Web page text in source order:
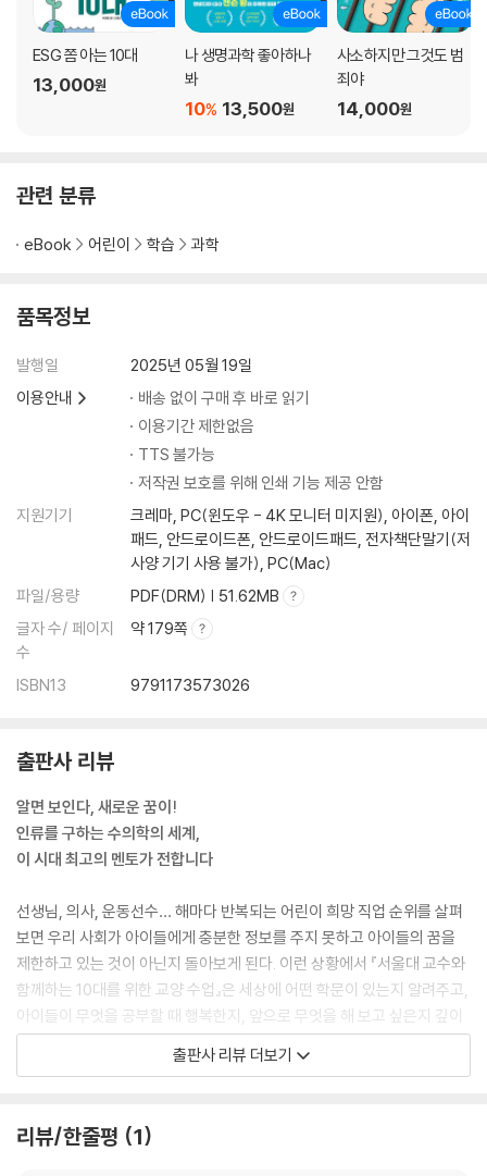
ESG 쫌 아는 10대
13,000원
나 생명과학 좋아하나
봐
13,500원
10%
사소하지만 그것도 범
죄야
14,000원
관련 분류
eBook 어린이 학습 과학
품목정보
발행일
2025년 05월 19일
이용안내
배송 없이 구매 후 바로 읽기
이용기간 제한없음
TTS 불가능
저작권 보호를 위해 인쇄 기능 제공 안함
지원기기
크레마, PC(윈도우 - 4K 모니터 미지원), 아이폰, 아이
패드, 안드로이드폰, 안드로이드패드, 전자책단말기(저
사양 기기 사용 불가), PC(Mac)
파일/용량
PDF(DRM) | 51.62MB
글자 수/ 페이지
수
약 179쪽
ISBN13 9791173573026
출판사 리뷰
알면 보인다, 새로운 꿈이!
인류를 구하는 수의학의 세계,
이 시대 최고의 멘토가 전합니다
선생님, 의사, 운동선수… 해마다 반복되는 어린이 희망 직업 순위를 살펴
보면 우리 사회가 아이들에게 충분한 정보를 주지 못하고 아이들의 꿈을
제한하고 있는 것이 아닌지 돌아보게 된다. 이런 상황에서 『서울대 교수와
함께하는 10대를 위한 교양 수업』은 세상에 어떤 학문이 있는지 알려주고,
아이들이 무엇을 공부할 때 행복한지, 앞으로 무엇을 해 보고 싶은지 깊이
생각할 기회를 주고자 한다. 자신의 분야에 오랫동안 몸담고 있는 서울대
교수님들의 이야기를 통해 그동안 제대로 알기 어려웠던 학문의 생생한 지
시리즈의 아홉 번째 권 『장구 교수님이 들려주는 수의학 이야기』는 장구
출판사 리뷰 더보기
리뷰/한줄평 1